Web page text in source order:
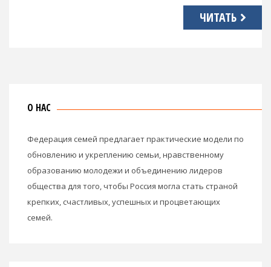
ЧИТАТЬ
О НАС
Федерация семей предлагает практические модели по
обновлению и укреплению семьи, нравственному
образованию молодежи и объединению лидеров
общества для того, чтобы Россия могла стать страной
крепких, счастливых, успешных и процветающих
семей.